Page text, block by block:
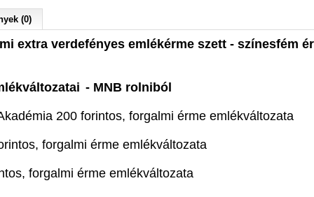
(0)
extra verdefényes emlékérme szett - színesfém
- MNB rolniból
200 forintos, forgalmi érme emlékváltozata
forgalmi érme emlékváltozata
forgalmi érme emlékváltozata